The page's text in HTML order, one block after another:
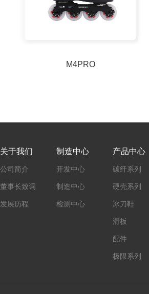
M4PRO
关于我们
公司简介
董事长致词
发展历程
制造中心
开发中心
制造中心
检测中心
产品中心
碳纤系列
硬壳系列
冰刀鞋
滑板
配件
极限系列